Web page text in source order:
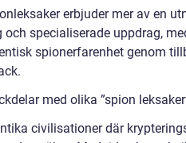
erbjuder mer av en
specialiserade uppdrag,
spionerfarenhet genom
med olika ”spion
civilisationer där